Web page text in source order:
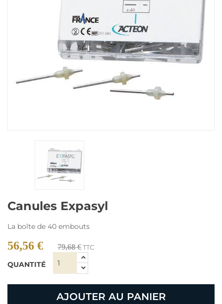
Canules Expasyl
La boîte de 40 embouts
56,56 € 79,68 €TTC
QUANTITÉ
AJOUTER AU PANIER